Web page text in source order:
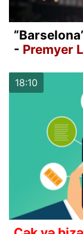
- Premyer
18:10